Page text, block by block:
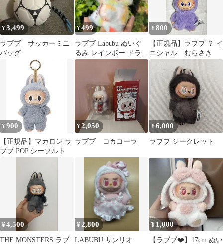
¥3,499
ラブブ サッカーミニ
バッグ
¥499
ラブブ Labubu ぬいぐ
るみ レインボー ドラゴ
ン カラフル 着せ替え
¥800
【正規品】ラブブ ？ イ
ニシャル むらさき
¥900
【正規品】マカロン ラ
ブブ POP シーソルト
¥2,050
ラブブ コカコーラ
¥6,000
ラブブ シークレット
¥4,500
THE MONSTERS ラブ
¥ 2,800
LABUBU サンリオ
¥ 1,000
【ラブブ❤️】17cm ぬい